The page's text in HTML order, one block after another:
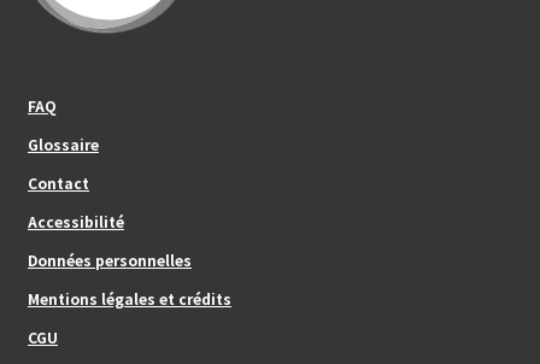
FAQ
Glossaire
Contact
Footer_center
Accessibilité
Données personnelles
Mentions légales et crédits
CGU